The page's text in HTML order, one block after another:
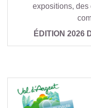
expositions, des
ÉDITION 2026